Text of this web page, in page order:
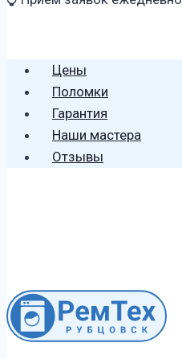
Цены
Поломки
Гарантия
Наши мастера
Отзывы